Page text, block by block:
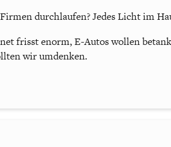
durchlaufen? Jedes Licht im
frisst enorm, E-Autos wollen
wir umdenken.